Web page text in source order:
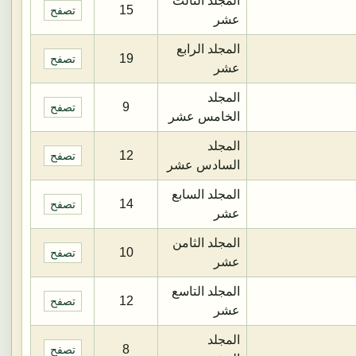
عشر
15 تصفح
المجلد الرابع
عشر
19 تصفح
المجلد
الخامس عشر
9 تصفح
المجلد
السادس عشر
12 تصفح
المجلد السابع
عشر
14 تصفح
المجلد الثامن
عشر
10 تصفح
المجلد التاسع
عشر
12 تصفح
المجلد
8 تصفح